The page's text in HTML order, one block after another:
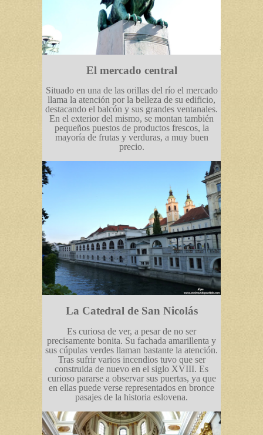
El mercado central
Situado en una de las orillas del río el mercado
llama la atención por la belleza de su edificio,
destacando el balcón y sus grandes ventanales.
En el exterior del mismo, se montan también
pequeños puestos de productos frescos, la
mayoría de frutas y verduras, a muy buen
precio.
La Catedral de San Nicolás
Es curiosa de ver, a pesar de no ser
precisamente bonita. Su fachada amarillenta y
sus cúpulas verdes llaman bastante la atención.
Tras sufrir varios incendios tuvo que ser
construida de nuevo en el siglo XVIII. Es
curioso pararse a observar sus puertas, ya que
en ellas puede verse representados en bronce
pasajes de la historia eslovena.